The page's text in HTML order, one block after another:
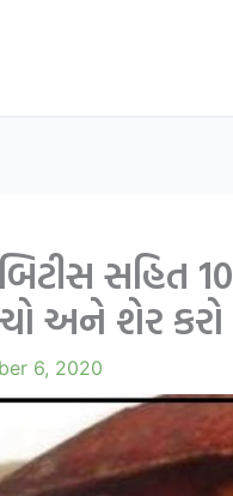
સહિત
અને શેર કરો
6, 2020